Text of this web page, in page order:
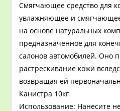
Смягчающее средство для
увлажняющее и смягчающее
на основе натуральных
предназначенное для
салонов автомобилей. Оно
растрескивание кожи
возвращая ей
Канистра 10кг
Использование: Нанесите